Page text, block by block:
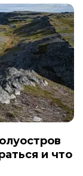
и что